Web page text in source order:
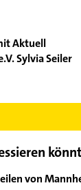
Aktuell
Sylvia Seiler
von